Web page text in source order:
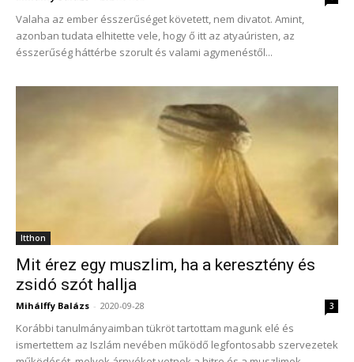
Valaha az ember ésszerűséget követett, nem divatot. Amint,
azonban tudata elhitette vele, hogy ő itt az atyaúristen, az
ésszerűség háttérbe szorult és valami agymenéstől...
Itthon
Mit érez egy muszlim, ha a keresztény és
zsidó szót hallja
Mihálffy Balázs - 2020-09-28 3
Korábbi tanulmányaimban tükröt tartottam magunk elé és
ismertettem az Iszlám nevében működő legfontosabb szervezetek